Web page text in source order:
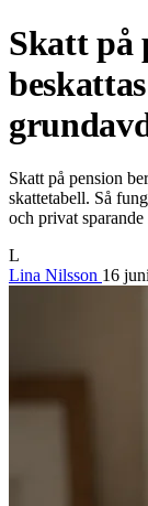
Skatt på
Skatt på pension
skattetabell. Så
och privat sparande
L
Lina Nilsson 16